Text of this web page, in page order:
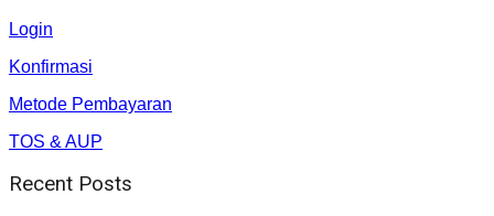
Login
Konfirmasi
Metode Pembayaran
TOS & AUP
Recent Posts